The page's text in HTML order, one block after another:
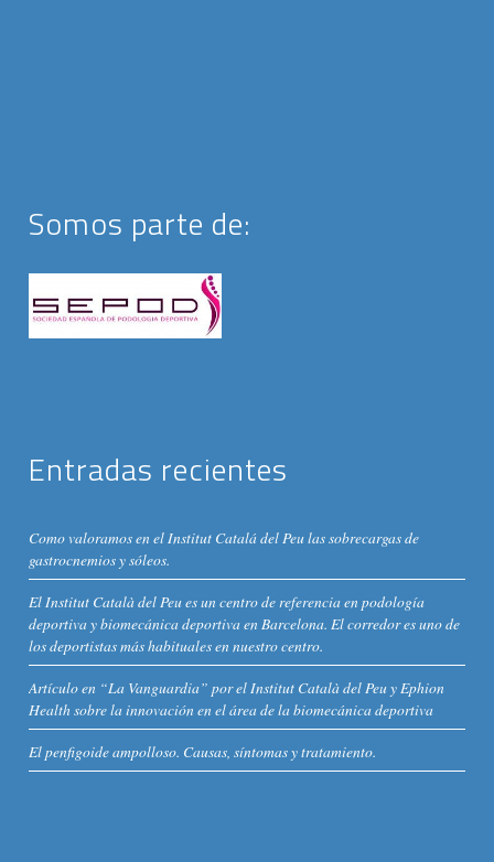
Somos parte de:
Entradas recientes
Como valoramos en el Institut Catalá del Peu las sobrecargas de
gastrocnemios y sóleos.
El Institut Català del Peu es un centro de referencia en podología
deportiva y biomecánica deportiva en Barcelona. El corredor es uno de
los deportistas más habituales en nuestro centro.
Artículo en “La Vanguardia” por el Institut Català del Peu y Ephion
Health sobre la innovación en el área de la biomecánica deportiva
El penfigoide ampolloso. Causas, síntomas y tratamiento.